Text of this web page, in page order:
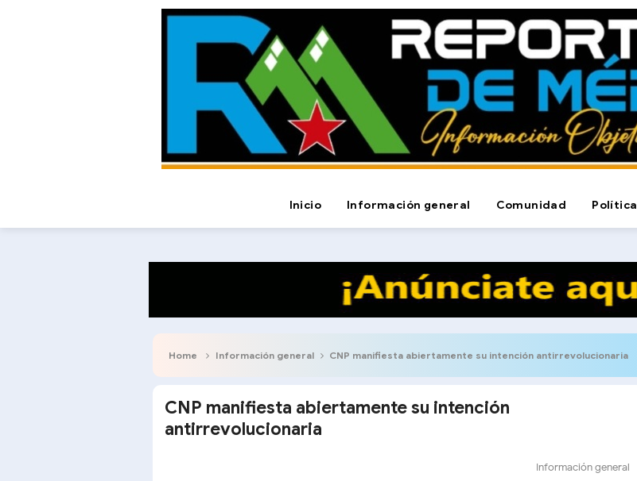
Inicio Información general Comunidad Política
Home Información general CNP manifiesta abiertamente su intención antirrevolucionaria
CNP manifiesta abiertamente su intención
antirrevolucionaria
Información general